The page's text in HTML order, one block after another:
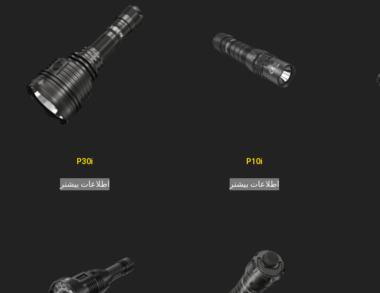
P10i
اطلاعات بیشتر
P30i
اطلاعات بیشتر